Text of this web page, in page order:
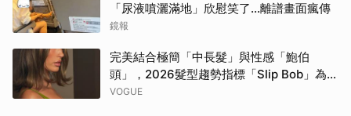
「尿液噴灑滿地」欣慰笑了…離譜畫面瘋傳
鏡報
完美結合極簡「中長髮」與性感「鮑伯
頭」，2026髮型趨勢指標「Slip Bob」為何
自帶90年代超模氣場？
VOGUE